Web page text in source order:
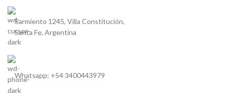
Sarmiento 1245, Villa Constitución,
Santa Fe, Argentina
Whatsapp: +54 3400443979